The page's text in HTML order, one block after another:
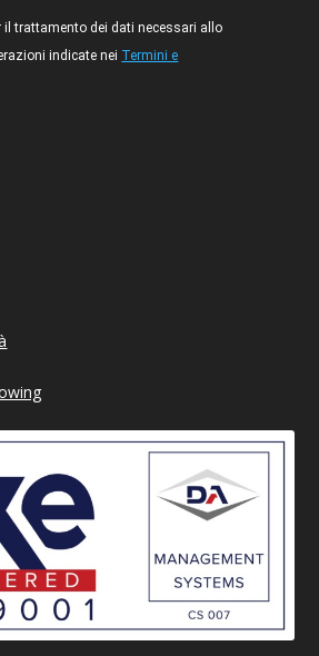
il trattamento dei dati necessari allo
indicate nei Termini e